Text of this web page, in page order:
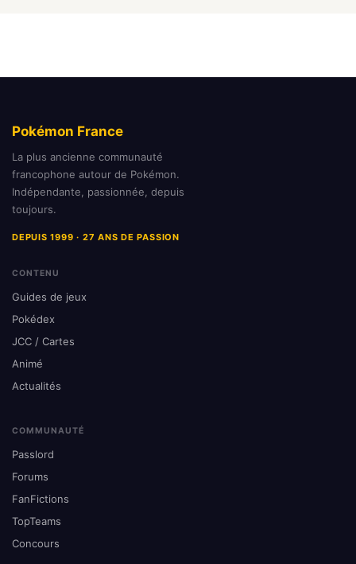
Pokémon France
La plus ancienne communauté
francophone autour de Pokémon.
Indépendante, passionnée, depuis
toujours.
DEPUIS 1999 · 27 ANS DE PASSION
CONTENU
Guides de jeux
Pokédex
JCC / Cartes
Animé
Actualités
COMMUNAUTÉ
Passlord
Forums
FanFictions
TopTeams
Concours